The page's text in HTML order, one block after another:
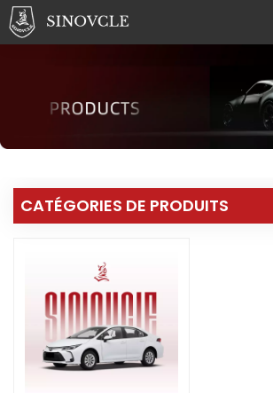
English
Pусский
中
CATÉGORIES DE PRODUITS